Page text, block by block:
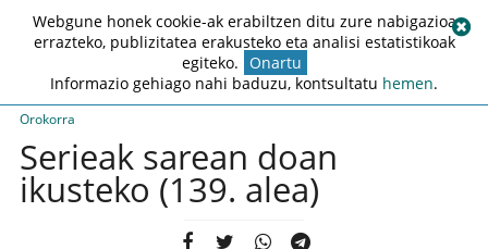
Orokorra
Serieak sarean doan
ikusteko (139. alea)
Webgune honek cookie-ak erabiltzen ditu zure nabigazioa
errazteko, publizitatea erakusteko eta analisi estatistikoak
egiteko. Onartu
Informazio gehiago nahi baduzu, kontsultatu hemen.